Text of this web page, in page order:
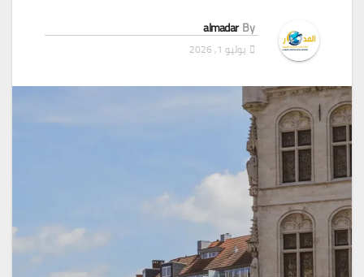
By
almadar
يوليو 1, 2026